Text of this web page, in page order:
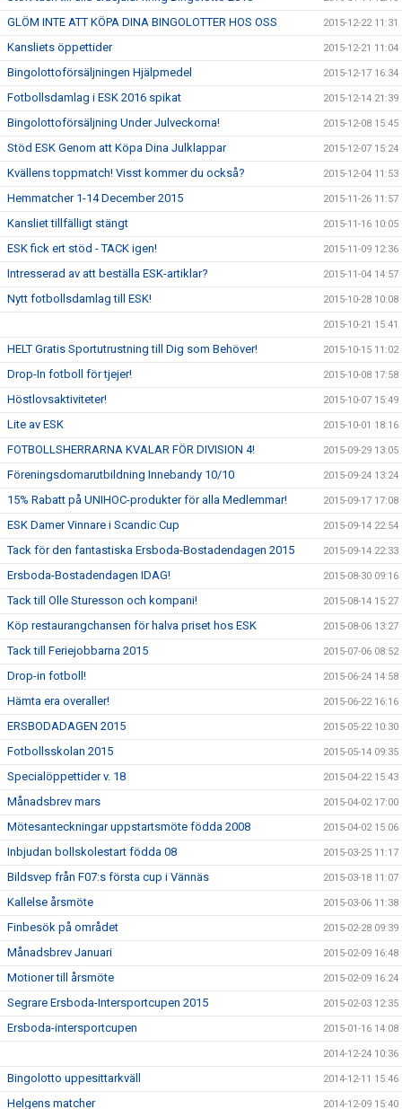
GLÖM INTE ATT KÖPA DINA BINGOLOTTER HOS OSS 2015-12-22 11:31
Kansliets öppettider 2015-12-21 11:04
Bingolottoförsäljningen Hjälpmedel 2015-12-17 16:34
Fotbollsdamlag i ESK 2016 spikat 2015-12-14 21:39
Bingolottoförsäljning Under Julveckorna! 2015-12-08 15:45
Stöd ESK Genom att Köpa Dina Julklappar 2015-12-07 15:24
Kvällens toppmatch! Visst kommer du också? 2015-12-04 11:53
Hemmatcher 1-14 December 2015 2015-11-26 11:57
Kansliet tillfälligt stängt 2015-11-16 10:05
ESK fick ert stöd - TACK igen! 2015-11-09 12:36
Intresserad av att beställa ESK-artiklar? 2015-11-04 14:57
Nytt fotbollsdamlag till ESK! 2015-10-28 10:08
2015-10-21 15:41
HELT Gratis Sportutrustning till Dig som Behöver! 2015-10-15 11:02
Drop-In fotboll för tjejer! 2015-10-08 17:58
Höstlovsaktiviteter! 2015-10-07 15:49
Lite av ESK 2015-10-01 18:16
FOTBOLLSHERRARNA KVALAR FÖR DIVISION 4! 2015-09-29 13:05
Föreningsdomarutbildning Innebandy 10/10 2015-09-24 13:24
15% Rabatt på UNIHOC-produkter för alla Medlemmar! 2015-09-17 17:08
ESK Damer Vinnare i Scandic Cup 2015-09-14 22:54
Tack för den fantastiska Ersboda-Bostadendagen 2015 2015-09-14 22:33
Ersboda-Bostadendagen IDAG! 2015-08-30 09:16
Tack till Olle Sturesson och kompani! 2015-08-14 15:27
Köp restaurangchansen för halva priset hos ESK 2015-08-06 13:27
Tack till Feriejobbarna 2015 2015-07-06 08:52
Drop-in fotboll! 2015-06-24 14:58
Hämta era overaller! 2015-06-22 16:16
ERSBODADAGEN 2015 2015-05-22 10:30
Fotbollsskolan 2015 2015-05-14 09:35
Specialöppettider v. 18 2015-04-22 15:43
Månadsbrev mars 2015-04-02 17:00
Mötesanteckningar uppstartsmöte födda 2008 2015-04-02 15:06
Inbjudan bollskolestart födda 08 2015-03-25 11:17
Bildsvep från F07:s första cup i Vännäs 2015-03-18 11:07
Kallelse årsmöte 2015-03-06 11:38
Finbesök på området 2015-02-28 09:39
Månadsbrev Januari 2015-02-09 16:48
Motioner till årsmöte 2015-02-09 16:24
Segrare Ersboda-Intersportcupen 2015 2015-02-03 12:35
Ersboda-intersportcupen 2015-01-16 14:08
2014-12-24 10:36
Bingolotto uppesittarkväll 2014-12-11 15:46
Helgens matcher 2014-12-09 15:40